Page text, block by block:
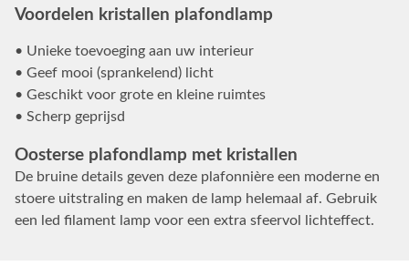
Voordelen kristallen plafondlamp
• Unieke toevoeging aan uw interieur
• Geef mooi (sprankelend) licht
• Geschikt voor grote en kleine ruimtes
• Scherp geprijsd
Oosterse plafondlamp met kristallen
De bruine details geven deze plafonnière een moderne en
stoere uitstraling en maken de lamp helemaal af. Gebruik
een led filament lamp voor een extra sfeervol lichteffect.